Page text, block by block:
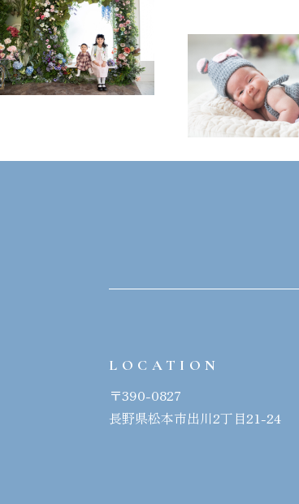
LOCATION
〒390-0827
長野県松本市出川2丁目21-24